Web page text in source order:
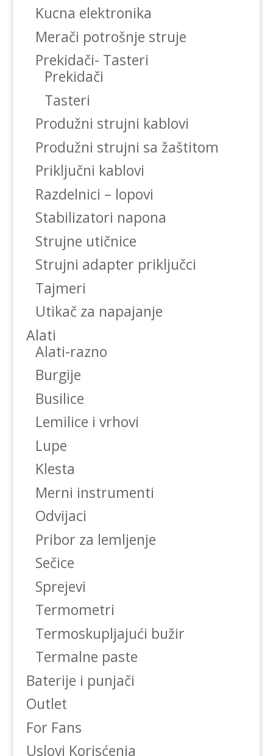
Kucna elektronika
Merači potrošnje struje
Prekidači- Tasteri
Prekidači
Tasteri
Produžni strujni kablovi
Produžni strujni sa žaštitom
Priključni kablovi
Razdelnici – lopovi
Stabilizatori napona
Strujne utičnice
Strujni adapter priključci
Tajmeri
Utikač za napajanje
Alati
Alati-razno
Burgije
Busilice
Lemilice i vrhovi
Lupe
Klesta
Merni instrumenti
Odvijaci
Pribor za lemljenje
Sečice
Sprejevi
Termometri
Termoskupljajući bužir
Termalne paste
Baterije i punjači
Outlet
For Fans
Uslovi Korisćenja